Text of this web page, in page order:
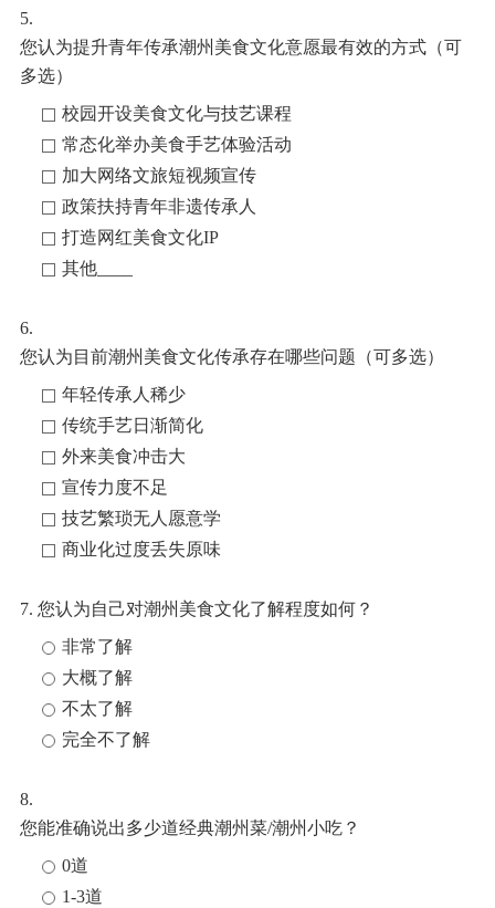
5.
您认为提升青年传承潮州美食文化意愿最有效的方式（可
多选）
校园开设美食文化与技艺课程
常态化举办美食手艺体验活动
加大网络文旅短视频宣传
政策扶持青年非遗传承人
打造网红美食文化IP
其他____
6.
您认为目前潮州美食文化传承存在哪些问题（可多选）
年轻传承人稀少
传统手艺日渐简化
外来美食冲击大
宣传力度不足
技艺繁琐无人愿意学
商业化过度丢失原味
7. 您认为自己对潮州美食文化了解程度如何？
非常了解
大概了解
不太了解
完全不了解
8.
您能准确说出多少道经典潮州菜/潮州小吃？
0道
1-3道